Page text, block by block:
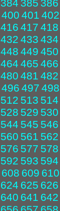
384 385 386
400 401 402
416 417 418
432 433 434
448 449 450
464 465 466
480 481 482
496 497 498
512 513 514
528 529 530
544 545 546
560 561 562
576 577 578
592 593 594
608 609 610
624 625 626
640 641 642